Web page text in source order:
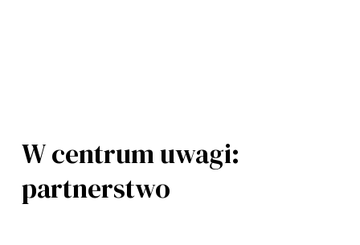
W centrum uwagi:
partnerstwo